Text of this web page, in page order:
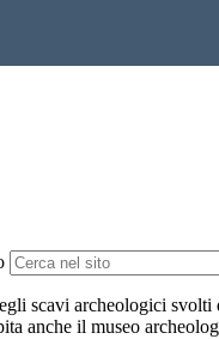
scavi archeologici
anche il museo